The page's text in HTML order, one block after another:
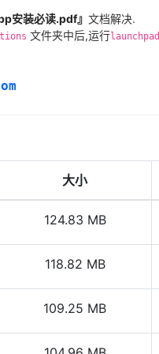
安装必读.pdf』 文档解决.
文件夹中后,运行launchpad
大小
124.83 MB
118.82 MB
109.25 MB